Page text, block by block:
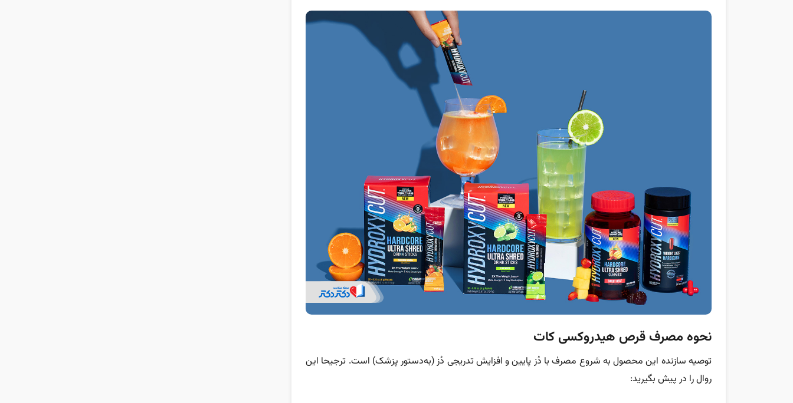
نحوه مصرف قرص هیدروکسی کات
توصیه سازنده این محصول به شروع مصرف با دُز پایین و افزایش تدریجی دُز (به‌دستور پزشک) است. ترجیحا این
روال را در پیش بگیرید: